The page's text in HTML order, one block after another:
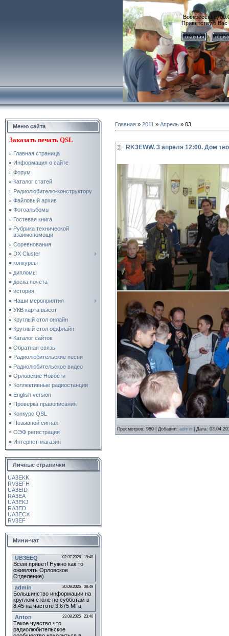
Воскресенье,
Приветствую Вас
главная
Меню сайта
Заказать печать QSL
Главная страница
Информация о сайте
Форум
Каталог статей
Радиолюбителю-конструктору
Файловый архив
Фотоальбомы
Гостевая книга
Рубрика технической
взаимопомощи
Соревнования
DX Cluster
конкурсы
дипломы
доска почета
история
Наши мероприятия
УКВ карта высот
Круглый стол онлайн
Круглый стол оффлайн
Каталог сайтов
Обратная связь
Радиолюбительские песни
Радиолюбительское видео
Орловские Новости
Коллективные радиостанции
English version
Проверка правописания
Конкурс QSL
Позывной сигнал
ОЭФ регистрация
Интернет-магазин
Личные странички
UA3EKK
RV3EFH
UA3EID
RA3EA
UA3EKJ
RA3ED
UA3ECX
RV3EF
Мини-чат
Главная » 2011 » Апрель » 03
RK3EWW. 3 апреля 12:00. Дом
Просмотров: 980 Добавил: admin Дата: